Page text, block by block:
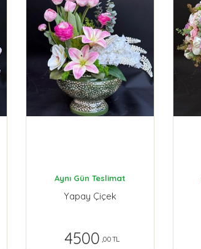
Aynı Gün Teslimat
Yapay Çiçek
4500 ,00 TL